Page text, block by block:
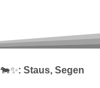
🐄✨: Staus, Segen